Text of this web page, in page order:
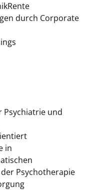
durch Corporate
Psychiatrie und
in
Psychotherapie